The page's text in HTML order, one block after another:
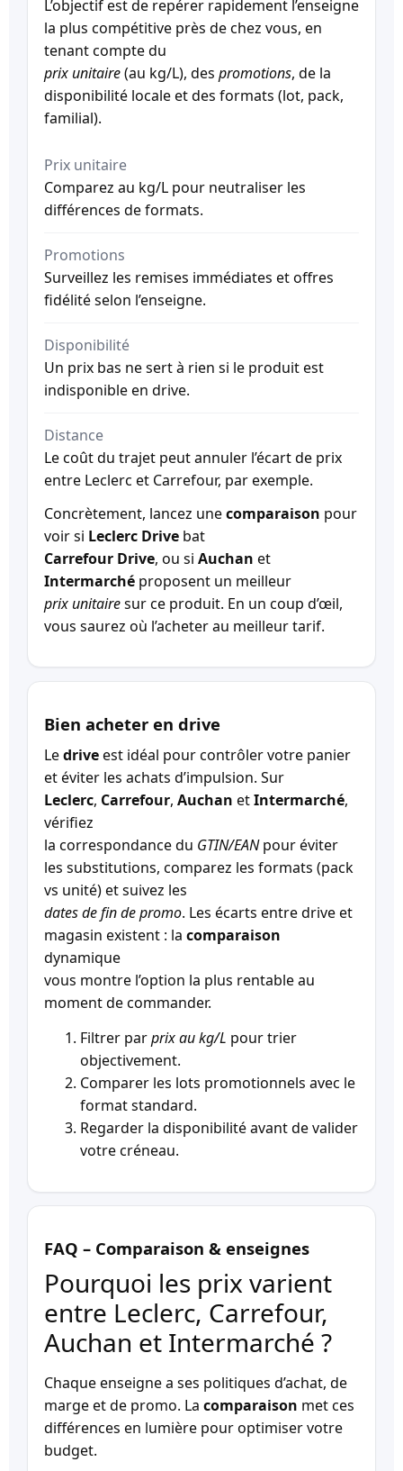
L’objectif est de repérer rapidement l’enseigne
la plus compétitive près de chez vous, en
tenant compte du
prix unitaire(au kg/L), des promotions, de la
disponibilité locale et des formats (lot, pack,
familial).
Prix unitaire
Comparez au kg/L pour neutraliser les
différences de formats.
Promotions
Surveillez les remises immédiates et offres
fidélité selon l’enseigne.
Disponibilité
Un prix bas ne sert à rien si le produit est
indisponible en drive.
Distance
Le coût du trajet peut annuler l’écart de prix
entre Leclerc et Carrefour, par exemple.
Concrètement, lancez unecomparaison pour
voir si Leclerc Drive bat
Carrefour Drive, ou si Auchan et
Intermarché proposent un meilleur
prix unitairesur ce produit. En un coup d’œil,
vous saurez où l’acheter au meilleur tarif.
Bien acheter en drive
Ledriveest idéal pour contrôler votre panier
et éviter les achats d’impulsion. Sur
Leclerc, Carrefour, Auchan etIntermarché,
vérifiez
la correspondance du GTIN/EANpour éviter
les substitutions, comparez les formats (pack
vs unité) et suivez les
dates de fin de promo. Les écarts entre drive et
magasin existent : la comparaison
dynamique
vous montre l’option la plus rentable au
moment de commander.
Filtrer parprix au kg/L pour trier
objectivement.
Comparer les lots promotionnels avec le
format standard.
Regarder la disponibilité avant de valider
votre créneau.
FAQ – Comparaison & enseignes
Pourquoi les prix varient
entre Leclerc, Carrefour,
Auchan et Intermarché ?
Chaque enseigne a ses politiques d’achat, de
marge et de promo. La comparaison met ces
différences en lumière pour optimiser votre
budget.